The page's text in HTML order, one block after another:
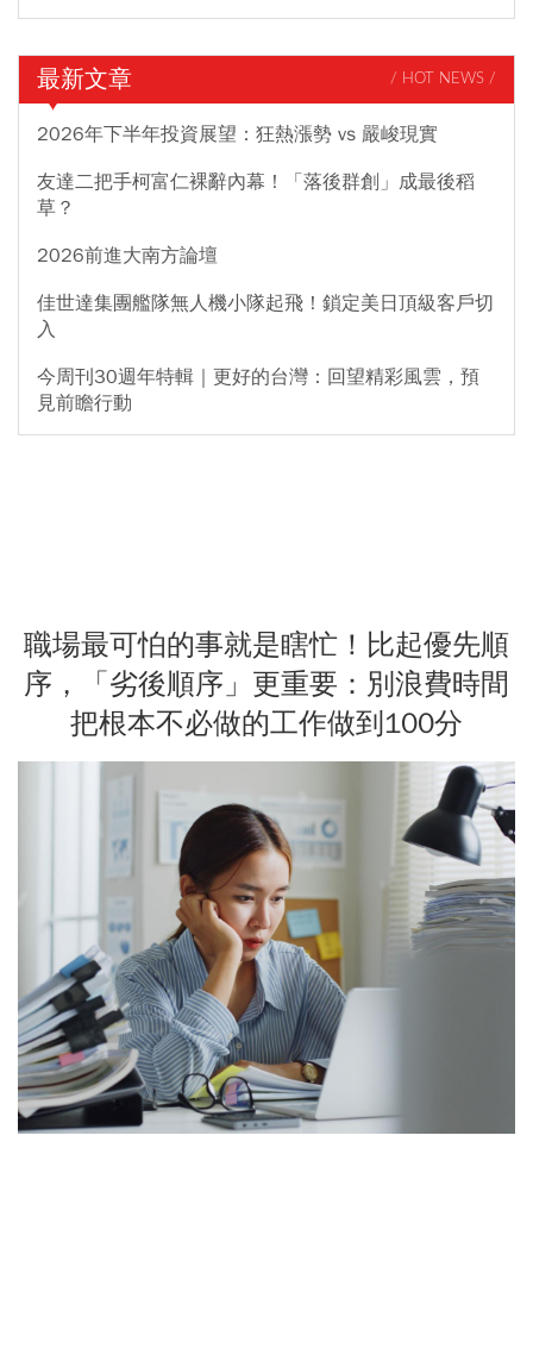
最新文章 / HOT NEWS /
2026年下半年投資展望：狂熱漲勢 vs 嚴峻現實
友達二把手柯富仁裸辭內幕！「落後群創」成最後稻
草？
2026前進大南方論壇
佳世達集團艦隊無人機小隊起飛！鎖定美日頂級客戶切
入
今周刊30週年特輯｜更好的台灣：回望精彩風雲，預
見前瞻行動
職場最可怕的事就是瞎忙！比起優先順
序，「劣後順序」更重要：別浪費時間
把根本不必做的工作做到100分